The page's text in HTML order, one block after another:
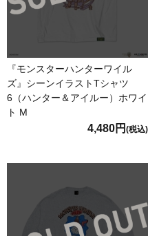
『モンスターハンターワイル
ズ』シーンイラストTシャツ
6（ハンター＆アイルー）ホワイ
ト M
4,480円 (税込)